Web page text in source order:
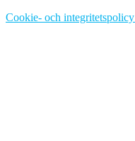
Cookie- och integritetspolicy